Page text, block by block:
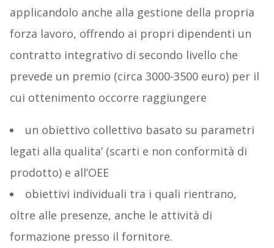
applicandolo anche alla gestione della propria
forza lavoro, offrendo ai propri dipendenti un
contratto integrativo di secondo livello che
prevede un premio (circa 3000-3500 euro) per il
cui ottenimento occorre raggiungere
un obiettivo collettivo basato su parametri
legati alla qualita’ (scarti e non conformità di
prodotto) e all’OEE
obiettivi individuali tra i quali rientrano,
oltre alle presenze, anche le attività di
formazione presso il fornitore.